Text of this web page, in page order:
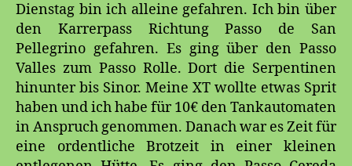
Dienstag bin ich alleine gefahren. Ich bin über
den Karrerpass Richtung Passo de San
Pellegrino gefahren. Es ging über den Passo
Valles zum Passo Rolle. Dort die Serpentinen
hinunter bis Sinor. Meine XT wollte etwas Sprit
haben und ich habe für 10€ den Tankautomaten
in Anspruch genommen. Danach war es Zeit für
eine ordentliche Brotzeit in einer kleinen